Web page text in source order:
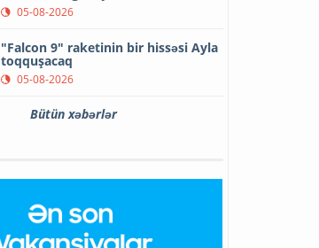
05-08-2026
"Falcon 9" raketinin bir hissəsi Ayla
toqquşacaq
05-08-2026
Bütün xəbərlər